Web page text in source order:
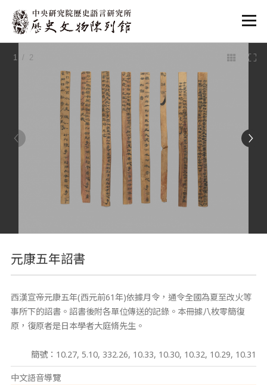
:::
1 / 2
元康五年詔書
西漢宣帝元康五年(西元前61年)依據月令，通令全國為夏至改火等
事所下的詔書。詔書後附各單位傳送的記錄。本冊據八枚零簡復
原，復原者是日本學者大庭脩先生。
簡號：10.27, 5.10, 332.26, 10.33, 10.30, 10.32, 10.29, 10.31
中文語音導覽